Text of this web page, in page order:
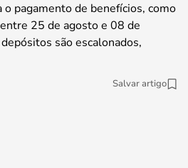
o pagamento de benefícios, como
25 de agosto e 08 de
são escalonados,
Salvar artigo